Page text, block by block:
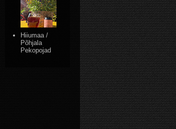
Hiiumaa /
Põhjala
Pekopojad